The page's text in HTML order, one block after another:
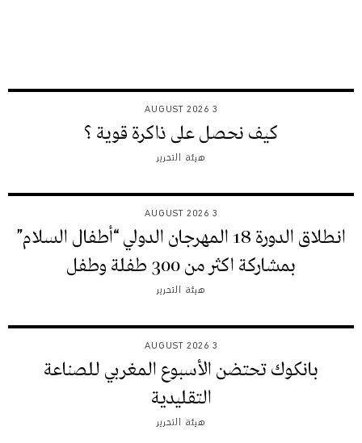
3 AUGUST 2026
كيف نحصل على ذاكرة قوية ؟
هيئة التحرير
3 AUGUST 2026
انطلاق الدورة 18 المهرجان الدولي “أطفال السلام”
بمشاركة اكثر من 300 طفلة وطفل
هيئة التحرير
3 AUGUST 2026
بانكوك تحتضن الأسبوع المغربي للصناعة
التقليدية
هيئة التحرير